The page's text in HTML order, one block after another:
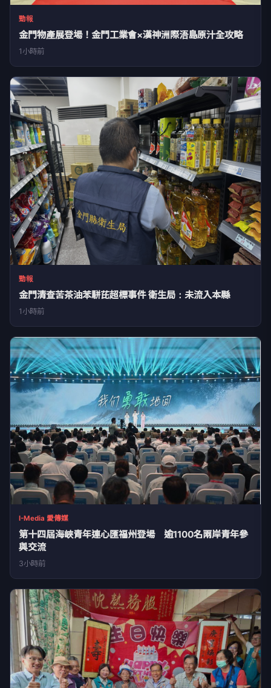
勁報
金門物產展登場！金門工業會×漢神洲際浯島原汁全攻略
1小時前
勁報
金門清查苦茶油苯駢芘超標事件 衛生局：未流入本縣
1小時前
I-Media 愛傳媒
第十四屆海峽青年連心匯福州登場 逾1100名兩岸青年參
與交流
3小時前